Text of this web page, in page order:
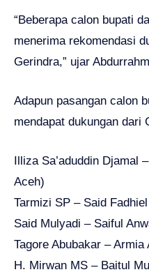
“Beberapa calon bupati
menerima rekomendasi
Gerindra,” ujar
Adapun pasangan calon
mendapat dukungan dari
Illiza Sa’aduddin Djamal
Aceh)
Tarmizi SP – Said
Said Mulyadi – Saiful
Tagore Abubakar –
H. Mirwan MS – Baitul